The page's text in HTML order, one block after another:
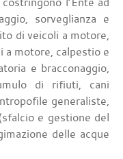
sorveglianza e
di veicoli a motore,
a motore, calpestio e
e bracconaggio,
di rifiuti, cani
generaliste,
e gestione del
delle acque